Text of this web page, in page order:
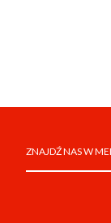
ZNAJDŹ NAS W